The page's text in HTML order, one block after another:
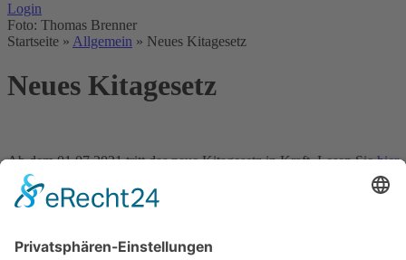
Login
Foto: Thomas Brenner
Startseite » Allgemein » Neues Kitagesetz
Neues Kitagesetz
Ab dem 01.07.2021 tritt das neue Kitagesetz in Kraft. Lesen Siehier
den aktuellen Elternbrief.